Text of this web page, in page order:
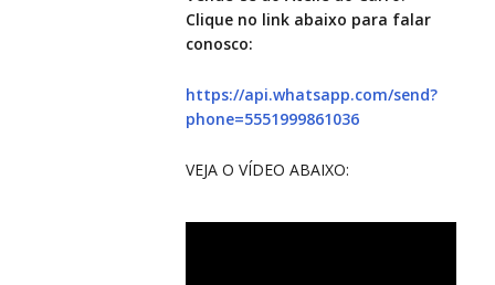
Clique no link abaixo para falar
conosco:
https://api.whatsapp.com/send?
phone=5551999861036
VEJA O VÍDEO ABAIXO: